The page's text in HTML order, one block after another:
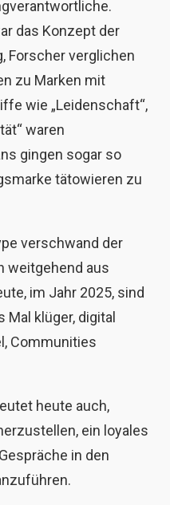
das Konzept der
Forscher verglichen
zu Marken mit
wie „Leidenschaft“,
waren
gingen sogar so
tätowieren zu
verschwand der
weitgehend aus
im Jahr 2025, sind
Mal klüger, digital
Communities
heute auch,
ein loyales
in den